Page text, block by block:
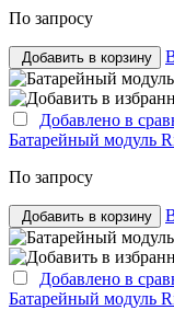
По запросу
Добавить в корзину
Добавлено в
Батарейный модуль
По запросу
Добавить в корзину
Добавлено в
Батарейный модуль